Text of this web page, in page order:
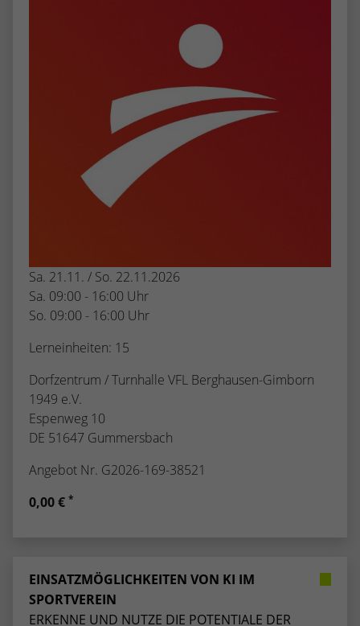
Sa. 21.11. / So. 22.11.2026
Sa. 09:00 - 16:00 Uhr
So. 09:00 - 16:00 Uhr
Lerneinheiten: 15
Dorfzentrum / Turnhalle VFL Berghausen-Gimborn
1949 e.V.
Espenweg 10
DE 51647 Gummersbach
Angebot Nr. G2026-169-38521
0,00 € *
EINSATZMÖGLICHKEITEN VON KI IM
SPORTVEREIN
ERKENNE UND NUTZE DIE POTENTIALE DER